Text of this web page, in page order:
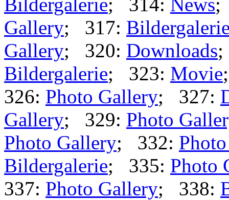
Gallery; 317:
Gallery; 320: Downloads
Bildergalerie; 323: Movie
326: Photo Gallery; 327:
Gallery; 329: Photo
Photo Gallery; 332:
Bildergalerie; 335: Photo
337: Photo Gallery; 338: